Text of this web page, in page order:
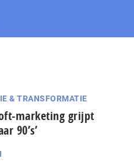
& TRANSFORMATIE
marketing grijpt
90’s’